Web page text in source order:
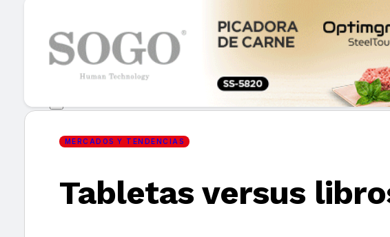
GUÍA DE COMPRA
NUEVOS PRODUCTOS
CONSEJOS TECH
MERCADOS Y TENDENCIAS
HEMEROTECA
MERCADOS Y TENDENCIAS
Tabletas versus